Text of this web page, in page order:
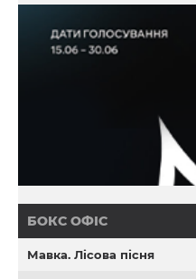
БОКС ОФІС
Мавка. Лісова пісня